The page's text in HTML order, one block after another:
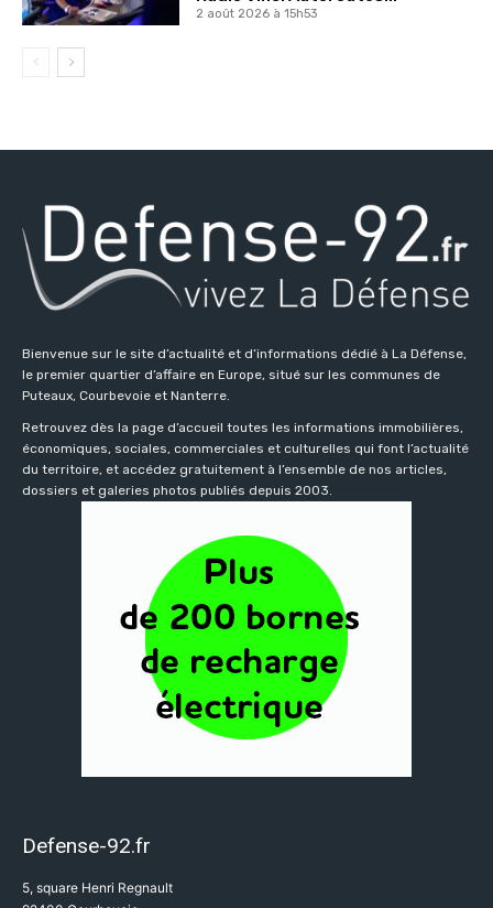
2 août 2026 à 15h53
Bienvenue sur le site d’actualité et d’informations dédié à La Défense,
le premier quartier d’affaire en Europe, situé sur les communes de
Puteaux, Courbevoie et Nanterre.
Retrouvez dès la page d’accueil toutes les informations immobilières,
économiques, sociales, commerciales et culturelles qui font l’actualité
du territoire, et accédez gratuitement à l’ensemble de nos articles,
dossiers et galeries photos publiés depuis 2003.
Defense-92.fr
5, square Henri Regnault